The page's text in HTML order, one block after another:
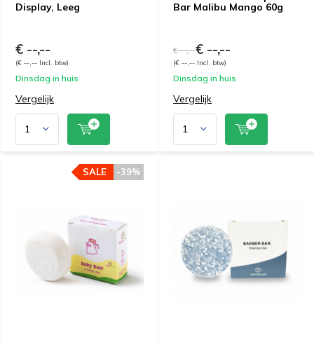
Display, Leeg
€ --,--
(€ --,-- Incl. btw)
Dinsdag in huis
Vergelijk
Bar Malibu Mango 60g
€ --,--€ --,--
(€ --,-- Incl. btw)
Dinsdag in huis
Vergelijk
-39%
SALE